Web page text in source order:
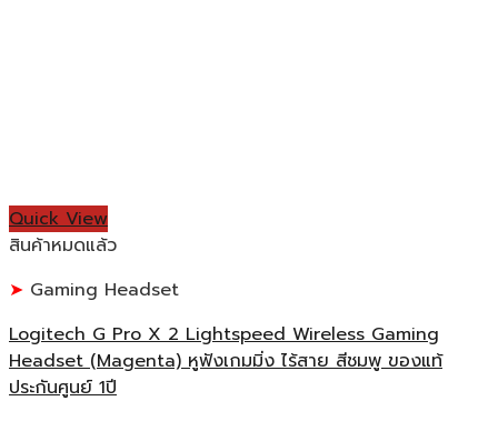
Quick View
สินค้าหมดแล้ว
Gaming Headset
Logitech G Pro X 2 Lightspeed Wireless Gaming
Headset (Magenta) หูฟังเกมมิ่ง ไร้สาย สีชมพู ของแท้
ประกันศูนย์ 1ปี